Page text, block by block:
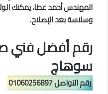
المهندس أحمد عطا، يمكنك
وسلاسة بعد الإصلاح.
رقم أفضل فني
سوهاج
رقم التواصل01060256897